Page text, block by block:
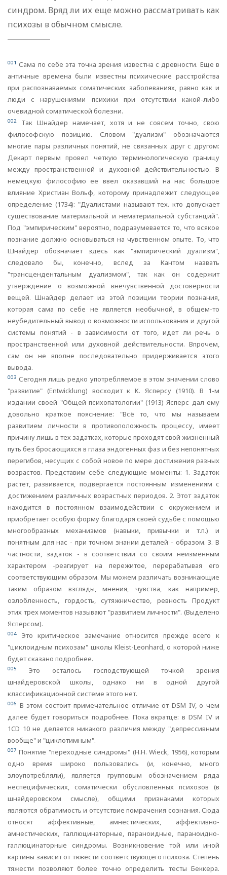
синдром. Вряд ли их еще можно рассматривать как
психозы в обычном смысле.
001 Сама по себе эта точка зрения известна с древности. Еще в
античные времена были известны психические расстройства
при распознаваемых соматических заболеваниях, равно как и
люди с нарушениями психики при отсутствии какой-либо
очевидной соматической болезни.
002
Так Шнайдер намечает, хотя и не совсем точно, свою
философскую позицию. Словом "дуализм" обозначаются
многие пары различных понятий, не связанных друг с другом:
Декарт первым провел четкую терминологическую границу
между пространственной и духовной действительностью. В
немецкую философию ее ввел оказавший на нас большое
влияние Христиан Вольф, которому принадлежит следующее
определение (1734): "Дуалистами называют тех. кто допускает
существование материальной и нематериальной субстанций".
Под "эмпирическим" вероятно, подразумевается то, что всякое
познание должно основываться на чувственном опыте. To, что
Шнайдер обозначает здесь как "эмпирический дуализм",
следовало бы, конечно, вслед за Кантом назвать
"трансцендентальным дуализмом", так как он содержит
утверждение о возможной внечувственной достоверности
вещей. Шнайдер делает из этой позиции теории познания,
которая сама по себе не является необычной, в общем-то
неубедительный вывод о возможности использования и другой
системы понятий - в зависимости от того, идет ли речь о
пространственной или духовной действительности. Впрочем,
сам он не вполне последовательно придерживается этого
вывода.
003 Сегодня лишь редко употребляемое в этом значении слово
"развитие" (Entwicklung) восходит к K. Ясперсу (1910). В 1-м
издании своей "Общей психопатологии" (1913) Ясперс дал ему
довольно краткое пояснение: "Всё то, что мы называем
развитием личности в противоположность процессу, имеет
причину лишь в тех задатках, которые проходят свой жизненный
путь без бросающихся в глаза эндогенных фаз и без непонятных
перегибов, несущих с собой новое по мере достижения разных
возрастов. Представим себе следующие моменты: 1. Задаток
растет, развивается, подвергается постоянным изменениям с
достижением различных возрастных периодов. 2. Этот задаток
находится в постоянном взаимодействии с окружением и
приобретает особую форму благодаря своей судьбе с помощью
многообразных механизмов (навыки, привычки и т.п.) и
понятным для нас - при точном знании деталей - образом. 3. В
частности, задаток - в соответствии со своим неизменным
характером -реагирует на пережитое, перерабатывая его
соответствующим образом. Мы можем различать возникающие
таким образом взгляды, мнения, чувства, как например,
озлобленность, гордость, сутяжничество, ревность Продукт
этих трех моментов называют "развитием личности". (Выделено
Ясперсом).
004
Это критическое замечание относится прежде всего к
"циклоидным психозам" школы Kleist-Leonhard, о которой ниже
будет сказано подробнее.
005
Это осталось господствующей точкой зрения
шнайдеровской школы, однако ни в одной другой
классификационной системе этого нет.
006 В этом состоит примечательное отличие от DSM IV, о чем
далее будет говориться подробнее. Пока вкратце: в DSM IV и
1CD 10 не делается никакого различия между "депрессивным
вообще" и "циклотимным".
007 Понятие "переходные синдромы" (H.H. Wieck, 1956), которым
одно время широко пользовались (и, конечно, много
злоупотребляли), является групповым обозначением ряда
неспецифических, соматически обусловленных психозов (в
шнайдеровском смысле), общими признаками которых
являются обратимость и отсутствие помрачения сознания. Сюда
относят аффективные, амнестических, аффективно-
амнестических, галлюцинаторные, параноидные, параноидно-
галлюцинаторные синдромы. Возникновение той или иной
картины зависит от тяжести соответствующего психоза. Степень
тяжести позволяют более точно определить тесты Беккера.